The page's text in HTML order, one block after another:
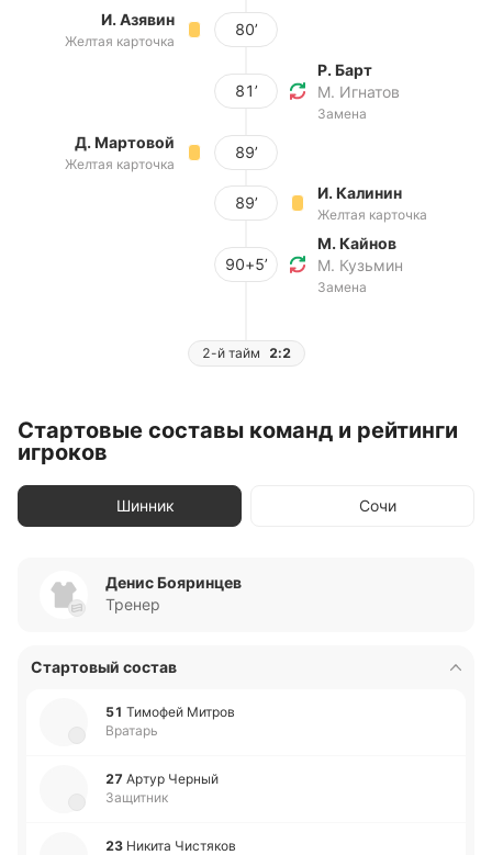
И. Азявин
Желтая карточка
80’
81’
Р. Барт
М. Игнатов
Замена
Д. Мартовой
Желтая карточка
89’
89’
И. Калинин
Желтая карточка
90+5’
М. Кайнов
М. Кузьмин
Замена
2-й тайм 2:2
Стартовые составы команд и рейтинги
игроков
Шинник Сочи
Денис Бояринцев
Тренер
Стартовый состав
51 Ти­мо­фей Митров
Вратарь
27 Артур Черный
Защитник
23 Никита Чи­стя­ков